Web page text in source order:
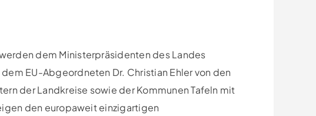
dem Ministerpräsidenten des Landes
EU-Abgeordneten Dr. Christian Ehler von den
der Landkreise sowie der Kommunen Tafeln mit
den europaweit einzigartigen